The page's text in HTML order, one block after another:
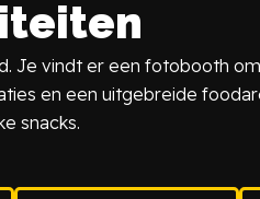
Je vindt er een fotobooth
en een uitgebreide
snacks.